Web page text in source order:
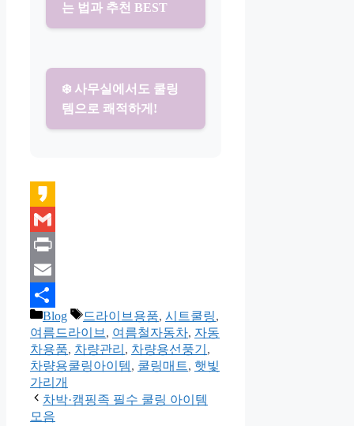
는 법과 추천 BEST
❄️ 사무실에서도 쿨링
템으로 쾌적하게!
Kakao
Gmail
Print
Email
Share
카
테
고
리
Blog
태
그
드라이브용품, 시트쿨링,
여름드라이브 , 여름철자동차, 자동
차용품, 차량관리 , 차량용선풍기 ,
차량용쿨링아이템, 쿨링매트, 햇빛
가리개
차박·캠핑족 필수 쿨링 아이템
모음